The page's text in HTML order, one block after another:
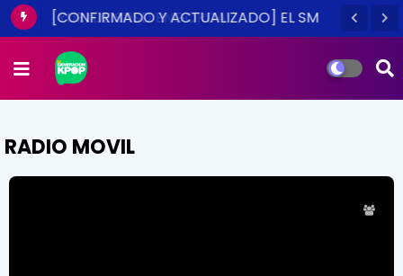
[CONFIRMADO Y ACTUALIZADO] EL SM
2014
RADIO MOVIL